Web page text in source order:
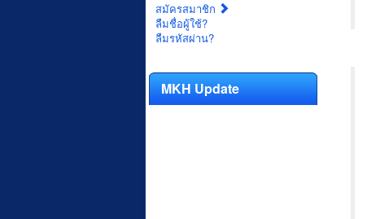
สมัครสมาชิก
ลืมชื่อผู้ใช้?
ลืมรหัสผ่าน?
MKH Update